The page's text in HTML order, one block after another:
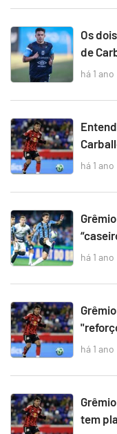
Os
de
há 1 ano
há 1 ano
há 1 ano
há 1 ano
tem